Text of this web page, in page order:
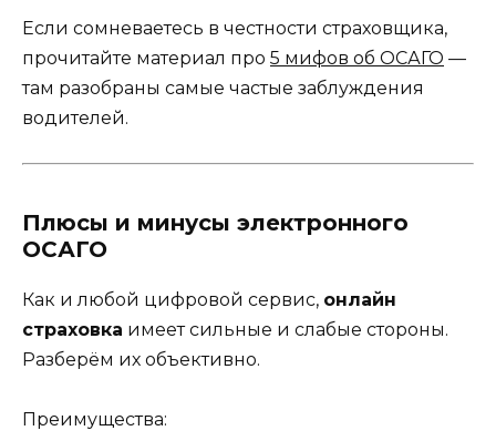
Если сомневаетесь в честности страховщика,
прочитайте материал про 5 мифов об ОСАГО —
там разобраны самые частые заблуждения
водителей.
Плюсы и минусы электронного
ОСАГО
Как и любой цифровой сервис, онлайн
страховка имеет сильные и слабые стороны.
Разберём их объективно.
Преимущества: